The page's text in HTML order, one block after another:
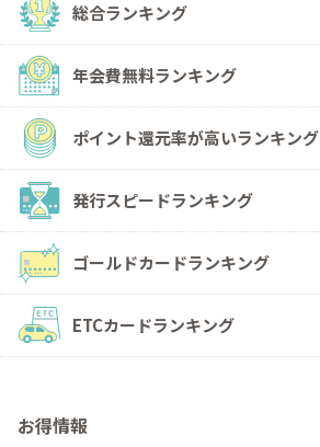
総合ランキング
年会費無料ランキング
ポイント還元率が高いランキング
発行スピードランキング
ゴールドカードランキング
ETCカードランキング
お得情報